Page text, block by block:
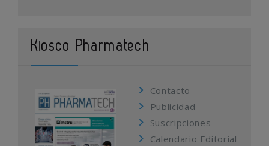
Kiosco Pharmatech
Contacto
Publicidad
Suscripciones
Calendario Editorial